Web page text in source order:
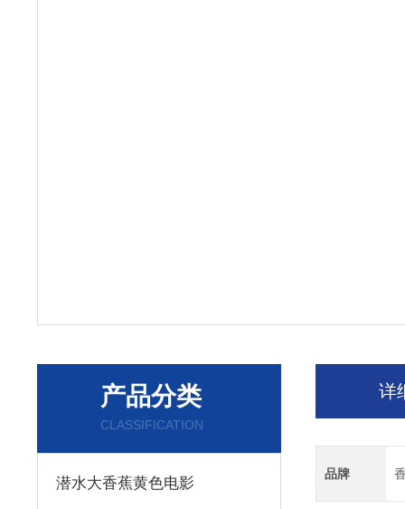
产品分类
CLASSIFICATION
潜水大香蕉黄色电影
详
品牌